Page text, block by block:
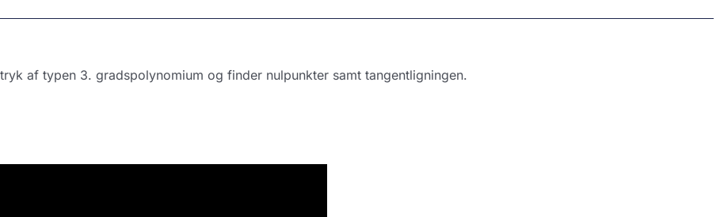
af typen 3. gradspolynomium og finder nulpunkter samt tangentligningen.